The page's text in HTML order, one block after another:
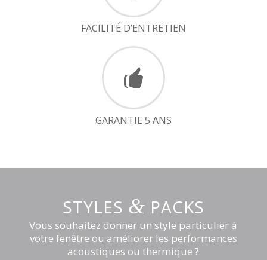
FACILITÉ D’ENTRETIEN
GARANTIE 5 ANS
STYLES & PACKS
Vous souhaitez donner un style particulier à
votre fenêtre ou améliorer les performances
acoustiques ou thermique ?